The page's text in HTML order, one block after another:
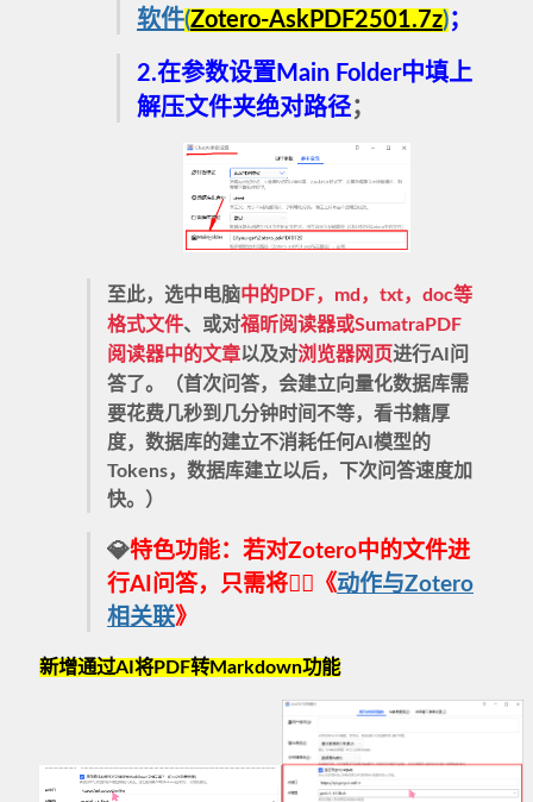
软件(Zotero-AskPDF2501.7z)；
2.在参数设置 Main Folder中填上
解压文件夹绝对路径；
至此，选中电脑中的PDF，md，txt，doc等
格式文件、或对福昕阅读器或SumatraPDF
阅读器中的文章以及对浏览器网页进行AI问
答了。（首次问答，会建立向量化数据库需
要花费几秒到几分钟时间不等，看书籍厚
度，数据库的建立不消耗任何AI模型的
Tokens，数据库建立以后，下次问答速度加
快。 ）
💎特色功能： 若对Zotero中的文件进
行AI问答，只需将👉🏻《动作与Zotero
相关联》
新增通过AI将PDF转Markdown功能